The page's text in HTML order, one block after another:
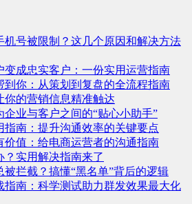
机号被限制？这几个原因和解决方法
变成忠实客户：一份实用运营指南
到你：从策划到复盘的全流程指南
你的营销信息精准触达
企业与客户之间的“贴心小助手”
指南：提升沟通效率的关键要点
价值：给电商运营者的沟通指南
？实用解决指南来了
被拦截？搞懂“黑名单”背后的逻辑
指南：科学测试助力群发效果最大化